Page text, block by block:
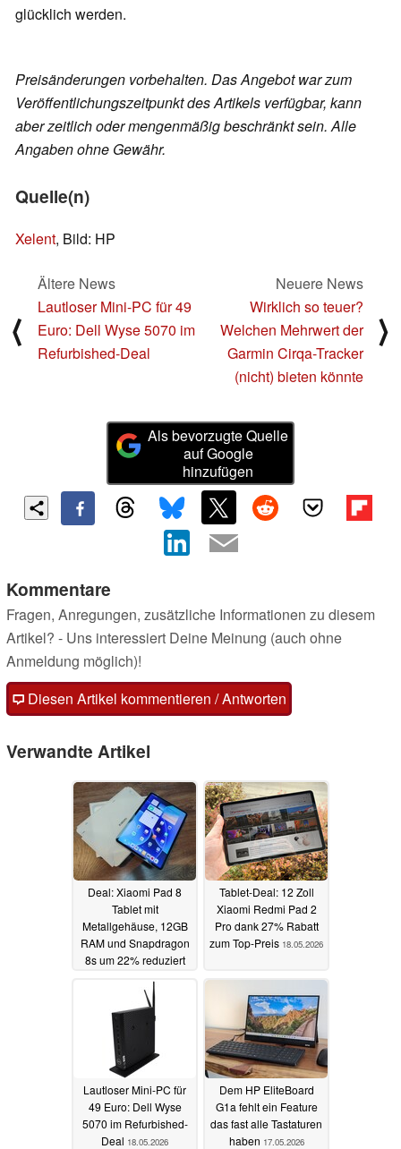
glücklich werden.
Preisänderungen vorbehalten. Das Angebot war zum
Veröffentlichungszeitpunkt des Artikels verfügbar, kann
aber zeitlich oder mengenmäßig beschränkt sein. Alle
Angaben ohne Gewähr.
Quelle(n)
Xelent, Bild: HP
⟨
Ältere News
Lautloser Mini-PC für 49
Euro: Dell Wyse 5070 im
Refurbished-Deal
Neuere News
Wirklich so teuer?
Welchen Mehrwert der
Garmin Cirqa-Tracker
(nicht) bieten könnte
⟩
Als bevorzugte Quelle
auf Google
hinzufügen
Kommentare
Fragen, Anregungen, zusätzliche Informationen zu diesem
Artikel? - Uns interessiert Deine Meinung (auch ohne
Anmeldung möglich)!
Diesen Artikel kommentieren / Antworten
Verwandte Artikel
Deal: Xiaomi Pad 8
Tablet mit
Metallgehäuse, 12GB
RAM und Snapdragon
8s um 22% reduziert
Tablet-Deal: 12 Zoll
Xiaomi Redmi Pad 2
Pro dank 27% Rabatt
zum Top-Preis 18.05.2026
Lautloser Mini-PC für
49 Euro: Dell Wyse
5070 im Refurbished-
Deal 18.05.2026
Dem HP EliteBoard
G1a fehlt ein Feature
das fast alle Tastaturen
haben 17.05.2026